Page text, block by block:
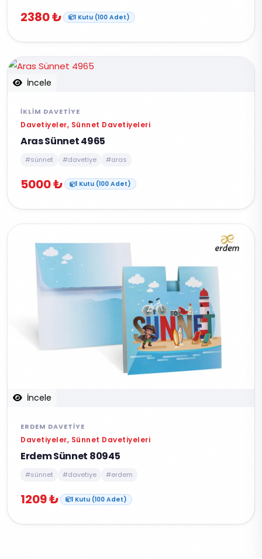
2380 ₺ 1 Kutu (100 Adet)
İncele
İKLIM DAVETIYE
Davetiyeler, Sünnet Davetiyeleri
Aras Sünnet 4965
#sünnet #davetiye #aras
5000 ₺ 1 Kutu (100 Adet)
İncele
ERDEM DAVETIYE
Davetiyeler, Sünnet Davetiyeleri
Erdem Sünnet 80945
#sünnet #davetiye #erdem
1209 ₺ 1 Kutu (100 Adet)